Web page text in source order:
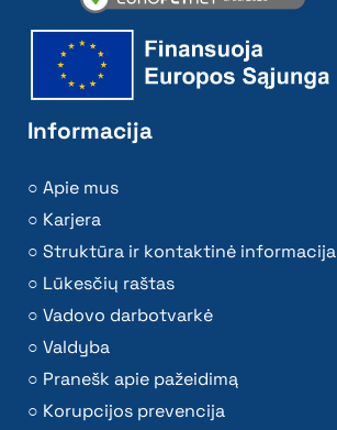
Informacija
Apie mus
Karjera
Struktūra ir kontaktinė informacija
Lūkesčių raštas
Vadovo darbotvarkė
Valdyba
Pranešk apie pažeidimą
Korupcijos prevencija